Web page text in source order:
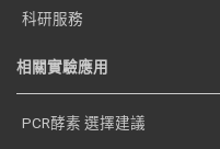
科研服務
相關實驗應用
PCR酵素 選擇建議